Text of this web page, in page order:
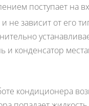
поступает на
зависит от его
конденсатор
кондиционера